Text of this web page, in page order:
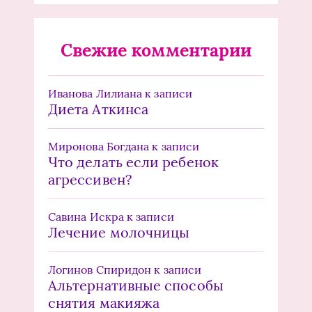
Свежие комментарии
Иванова Лилиана к записи
Диета Аткинса
Миронова Богдана к записи
Что делать если ребенок
агрессивен?
Савина Искра к записи
Лечение молочницы
Логинов Спиридон к записи
Альтернативные способы
снятия макияжа